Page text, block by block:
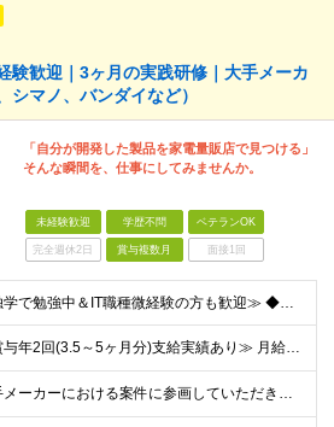
験歓迎｜3ヶ月の実践研修｜大手メーカ
シマノ、バンダイなど）
「自分が開発した製品を家電量販店で見つける」
そんな瞬間を、仕事にしてみませんか。
未経験歓迎 学歴不問 ベテランOK
完全週休2日 賞与複数月 面接1回
≪独学で勉強中＆IT職種微経験の方も歓迎≫ ◆未経験OK ◆学歴不問 ＜こんな方を歓迎します＞ ・モノづくりが好き ・分解したり仕組みを考えたりするのが好き ・「なんで動くんだろう？」と考えてしまう
≪賞与年2回(3.5～5ヶ月分)支給実績あり≫ 月給26万円～＋賞与年2回＋交通費(月5万円まで)＋資格取得支援・手当あり＋時間外手当(100％支給) ※経験・知識・技術などを最大限考慮したうえで決
大手メーカーにおける案件に参画していただきます！ 当社メンバーがメインとなっているチームに配属されるので、ご安心ください。 もちろん、希望もしっかりと考慮します。 ■東京本社、大阪事務所、および東京